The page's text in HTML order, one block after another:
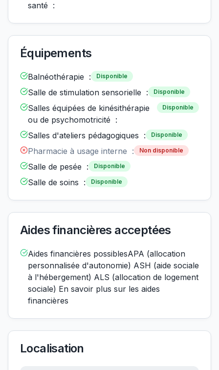
santé :
Équipements
Balnéothérapie : Disponible
Salle de stimulation sensorielle : Disponible
Salles équipées de kinésithérapie
ou de psychomotricité :
Disponible
Salles d'ateliers pédagogiques : Disponible
Pharmacie à usage interne : Non disponible
Salle de pesée : Disponible
Salle de soins : Disponible
Aides financières acceptées
Aides financières possiblesAPA (allocation
personnalisée d'autonomie) ASH (aide sociale
à l'hébergement) ALS (allocation de logement
sociale) En savoir plus sur les aides
financières
Localisation